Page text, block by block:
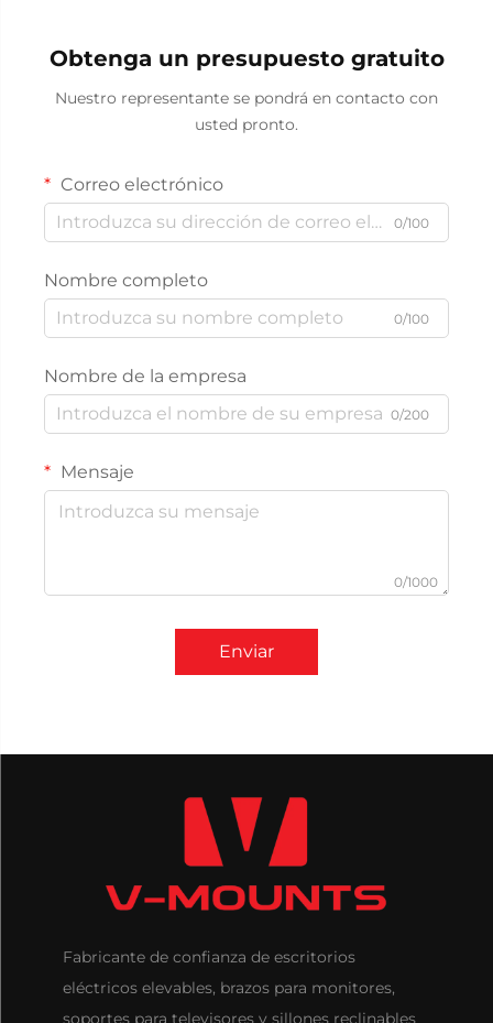
Obtenga un presupuesto gratuito
Nuestro representante se pondrá en contacto con
usted pronto.
Correo electrónico
0/100
Nombre completo
0/100
Nombre de la empresa
0/200
Mensaje
0/1000
Enviar
Fabricante de confianza de escritorios
eléctricos elevables, brazos para monitores,
soportes para televisores y sillones reclinables